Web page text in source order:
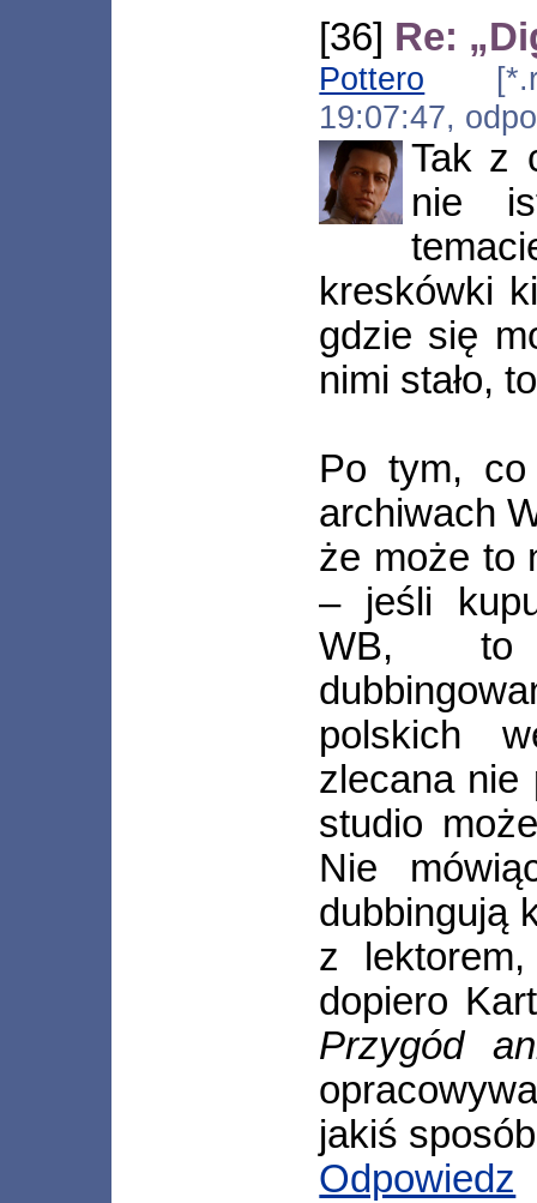
[36] Re:
Pottero
19:07:47,
Tak z
nie
kreskówki
gdzie się
nimi stało,
Po tym, co
archiwach
że może to
– jeśli
WB, to
polskich
zlecana nie
studio
Nie
dubbingują
z
dopiero
Przygód
jakiś
Odpowiedz